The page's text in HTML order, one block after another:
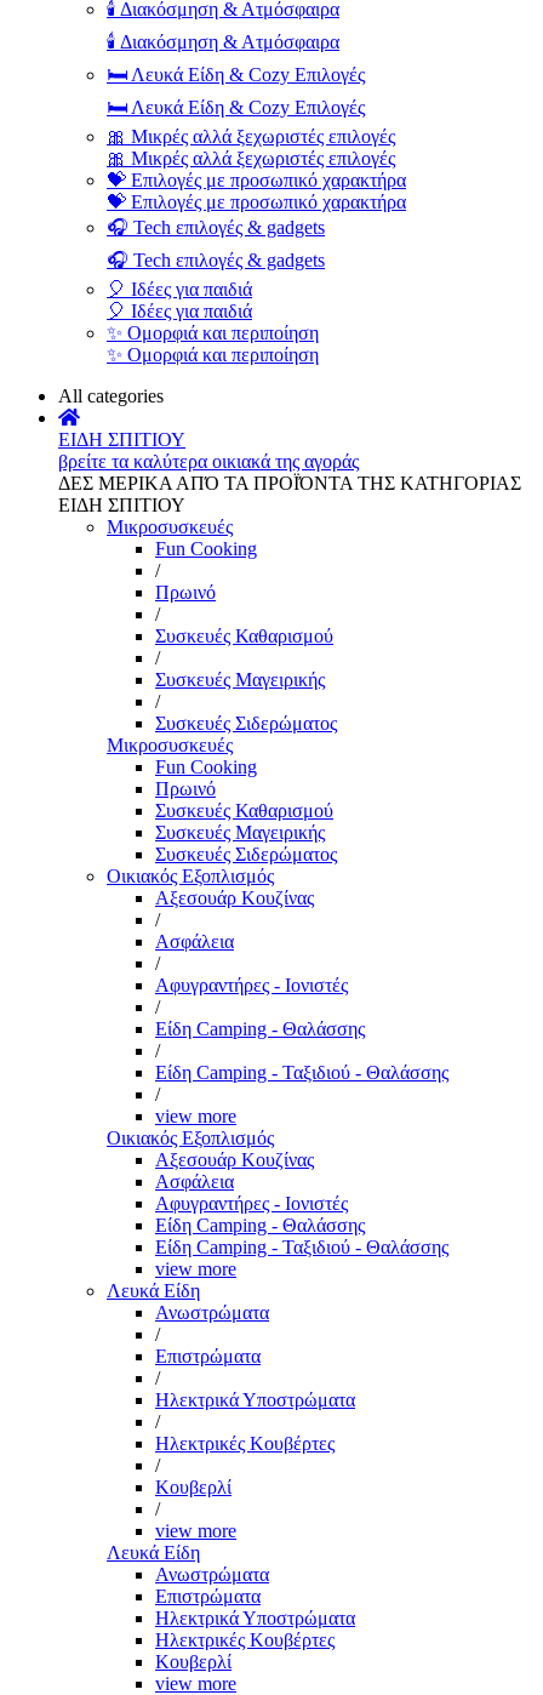
🕯️ Διακόσμηση & Ατμόσφαιρα
🕯️ Διακόσμηση & Ατμόσφαιρα
🛏️ Λευκά Είδη & Cozy Επιλογές
🛏️ Λευκά Είδη & Cozy Επιλογές
🎀 Μικρές αλλά ξεχωριστές επιλογές
🎀 Μικρές αλλά ξεχωριστές επιλογές
💝 Επιλογές με προσωπικό χαρακτήρα
💝 Επιλογές με προσωπικό χαρακτήρα
🎧 Tech επιλογές & gadgets
🎧 Tech επιλογές & gadgets
🎈 Ιδέες για παιδιά
🎈 Ιδέες για παιδιά
✨ Ομορφιά και περιποίηση
✨ Ομορφιά και περιποίηση
All categories
ΕΙΔΗ ΣΠΙΤΙΟΥ
βρείτε τα καλύτερα οικιακά της αγοράς
ΔΕΣ ΜΕΡΙΚΑ ΑΠΌ ΤΑ ΠΡΟΪΌΝΤΑ ΤΗΣ ΚΑΤΗΓΟΡΙΑΣ
ΕΙΔΗ ΣΠΙΤΙΟΥ
Μικροσυσκευές
Fun Cooking
/
Πρωινό
/
Συσκευές Καθαρισμού
/
Συσκευές Μαγειρικής
/
Συσκευές Σιδερώματος
Μικροσυσκευές
Fun Cooking
Πρωινό
Συσκευές Καθαρισμού
Συσκευές Μαγειρικής
Συσκευές Σιδερώματος
Οικιακός Εξοπλισμός
Αξεσουάρ Κουζίνας
/
Ασφάλεια
/
Αφυγραντήρες - Ιονιστές
/
Είδη Camping - Θαλάσσης
/
Είδη Camping - Ταξιδιού - Θαλάσσης
/
view more
Οικιακός Εξοπλισμός
Αξεσουάρ Κουζίνας
Ασφάλεια
Αφυγραντήρες - Ιονιστές
Είδη Camping - Θαλάσσης
Είδη Camping - Ταξιδιού - Θαλάσσης
view more
Λευκά Είδη
Ανωστρώματα
/
Επιστρώματα
/
Ηλεκτρικά Υποστρώματα
/
Ηλεκτρικές Κουβέρτες
/
Κουβερλί
/
view more
Λευκά Είδη
Ανωστρώματα
Επιστρώματα
Ηλεκτρικά Υποστρώματα
Ηλεκτρικές Κουβέρτες
Κουβερλί
view more